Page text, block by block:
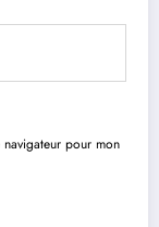
pour mon